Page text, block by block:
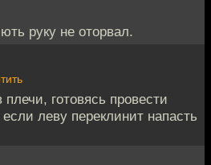
руку не оторвал.
готовясь провести
леву переклинит напасть